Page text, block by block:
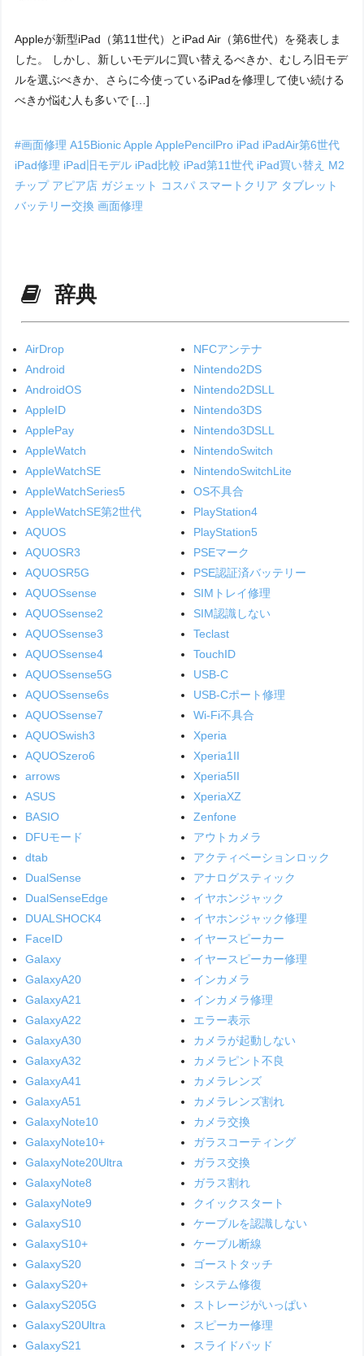
Appleが新型iPad（第11世代）とiPad Air（第6世代）を発表しま
した。 しかし、新しいモデルに買い替えるべきか、むしろ旧モデ
ルを選ぶべきか、さらに今使っているiPadを修理して使い続ける
べきか悩む人も多いで […]
#画面修理A15BionicAppleApplePencilPro iPad iPadAir第6世代
iPad修理 iPad旧モデル iPad比較 iPad第11世代 iPad買い替え M2
チップ アピア店 ガジェット コスパ スマートクリア タブレット
バッテリー交換画面修理
辞典
AirDrop
Android
AndroidOS
AppleID
ApplePay
AppleWatch
AppleWatchSE
AppleWatchSeries5
AppleWatchSE第2世代
AQUOS
AQUOSR3
AQUOSR5G
AQUOSsense
AQUOSsense2
AQUOSsense3
AQUOSsense4
AQUOSsense5G
AQUOSsense6s
AQUOSsense7
AQUOSwish3
AQUOSzero6
arrows
ASUS
BASIO
DFUモード
dtab
DualSense
DualSenseEdge
DUALSHOCK4
FaceID
Galaxy
GalaxyA20
GalaxyA21
GalaxyA22
GalaxyA30
GalaxyA32
GalaxyA41
GalaxyA51
GalaxyNote10
GalaxyNote10+
GalaxyNote20Ultra
GalaxyNote8
GalaxyNote9
GalaxyS10
GalaxyS10+
GalaxyS20
GalaxyS20+
GalaxyS205G
GalaxyS20Ultra
GalaxyS21
NFCアンテナ
Nintendo2DS
Nintendo2DSLL
Nintendo3DS
Nintendo3DSLL
NintendoSwitch
NintendoSwitchLite
OS不具合
PlayStation4
PlayStation5
PSEマーク
PSE認証済バッテリー
SIMトレイ修理
SIM認識しない
Teclast
TouchID
USB-C
USB-Cポート修理
Wi-Fi不具合
Xperia
Xperia1II
Xperia5II
XperiaXZ
Zenfone
アウトカメラ
アクティベーションロック
アナログスティック
イヤホンジャック
イヤホンジャック修理
イヤースピーカー
イヤースピーカー修理
インカメラ
インカメラ修理
エラー表示
カメラが起動しない
カメラピント不良
カメラレンズ
カメラレンズ割れ
カメラ交換
ガラスコーティング
ガラス交換
ガラス割れ
クイックスタート
ケーブルを認識しない
ケーブル断線
ゴーストタッチ
システム修復
ストレージがいっぱい
スピーカー修理
スライドパッド